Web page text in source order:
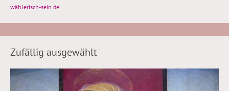
wählerisch-sein.de
Zufällig ausgewählt